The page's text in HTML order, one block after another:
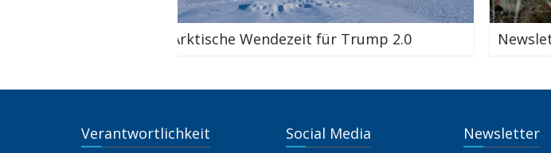
Arktische Wendezeit für Trump 2.0 Newsletter März 2025
Verantwortlichkeit Social Media Newsletter